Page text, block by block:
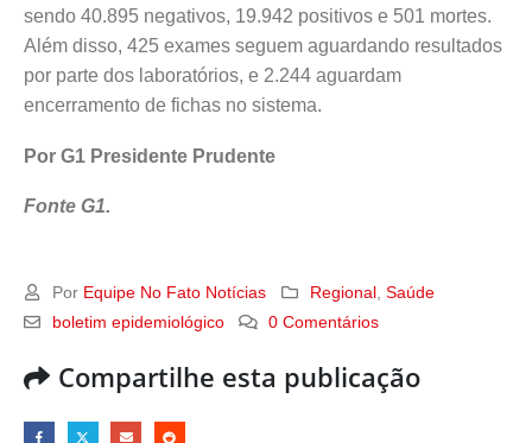
sendo 40.895 negativos, 19.942 positivos e 501 mortes.
Além disso, 425 exames seguem aguardando resultados
por parte dos laboratórios, e 2.244 aguardam
encerramento de fichas no sistema.
Por G1 Presidente Prudente
Fonte G1.
Por Equipe No Fato Notícias Regional, Saúde
boletim epidemiológico
0 Comentários
Compartilhe esta publicação